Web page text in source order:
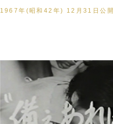
1967年(昭和42年) 12月31日公開